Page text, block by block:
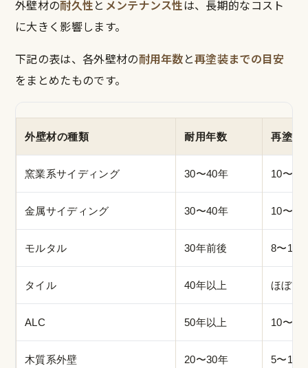
外壁材の耐久性と メンテナンス性は、長期的なコスト
に大きく影響します。
下記の表は、各外壁材の耐用年数と再塗装までの目安
をまとめたものです。
外壁材の種類 耐用年数 再塗装
窯業系サイディング 30〜40年 10〜15
金属サイディング 30〜40年 10〜20
モルタル 30年前後 8〜12
タイル 40年以上 ほぼ不
ALC 50年以上 10〜15
木質系外壁 20〜30年 5〜10